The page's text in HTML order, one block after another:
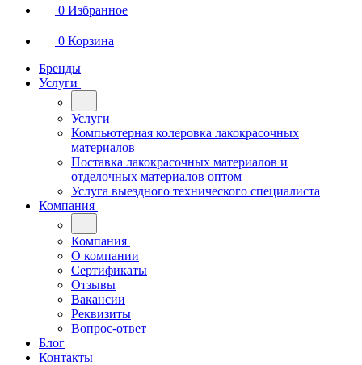
0 Избранное
0 Корзина
Бренды
Услуги
Услуги
Компьютерная колеровка лакокрасочных
материалов
Поставка лакокрасочных материалов и
отделочных материалов оптом
Услуга выездного технического специалиста
Компания
Компания
О компании
Сертификаты
Отзывы
Вакансии
Реквизиты
Вопрос-ответ
Блог
Контакты